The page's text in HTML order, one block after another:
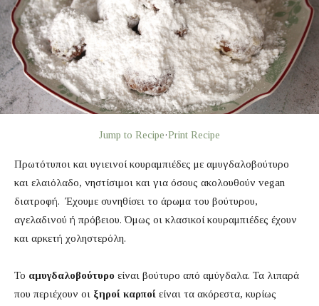
Jump to Recipe·Print Recipe
Πρωτότυποι και υγιεινοί κουραμπιέδες με αμυγδαλοβούτυρο
και ελαιόλαδο, νηστίσιμοι και για όσους ακολουθούν vegan
διατροφή. Έχουμε συνηθίσει το άρωμα του βούτυρου,
αγελαδινού ή πρόβειου. Όμως οι κλασικοί κουραμπιέδες έχουν
και αρκετή χοληστερόλη.
Το αμυγδαλοβούτυρο είναι βούτυρο από αμύγδαλα. Τα λιπαρά
που περιέχουν οι ξηροί καρποί είναι τα ακόρεστα, κυρίως